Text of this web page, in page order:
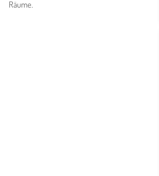
Räume.